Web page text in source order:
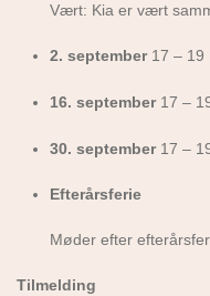
Vært: Kia er vært
2. september17 – 19
16. september17 –
30. september17 –
Efterårsferie
Møder efter
Tilmelding